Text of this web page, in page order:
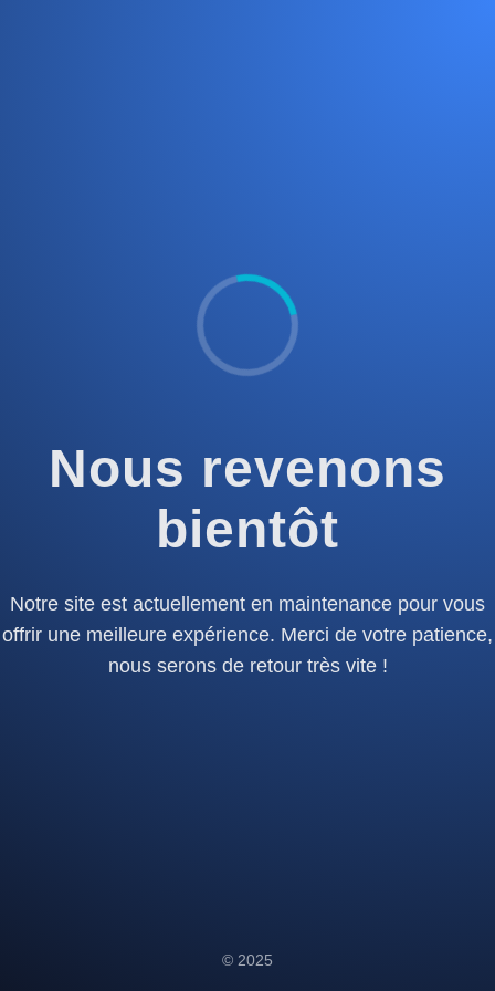
Nous revenons
bientôt
Notre site est actuellement en maintenance pour vous
offrir une meilleure expérience. Merci de votre patience,
nous serons de retour très vite !
© 2025